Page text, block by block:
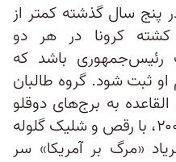
پنج سال گذشته کمتر از
کشته کرونا در هر دو
باشد که
او ثبت شود. گروه طالبان
به برج‌های دوقلو
نیویورک در ۱۱ سپتامبر سال ۲۰۰۱، با رقص و شلیک گلوله
«مرگ بر آمریکا» سر